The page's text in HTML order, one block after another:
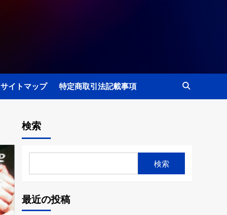
サイトマップ 特定商取引法記載事項
検索
検索
最近の投稿